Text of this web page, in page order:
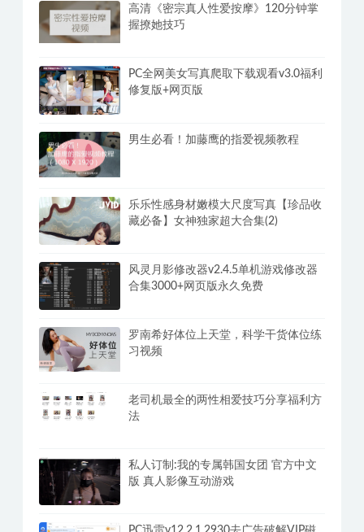
高清《密宗真人性爱按摩》120分钟掌
握撩她技巧
PC全网美女写真爬取下载观看v3.0福利
修复版+网页版
男生必看！加藤鹰的指爱视频教程
乐乐性感身材嫩模大尺度写真【珍品收
藏必备】女神独家超大合集(2)
风灵月影修改器v2.4.5单机游戏修改器
合集3000+网页版永久免费
罗南希好体位上天堂，科学干货体位练
习视频
老司机最全的两性相爱技巧分享福利方
法
私人订制:我的专属韩国女团 官方中文
版 真人影像互动游戏